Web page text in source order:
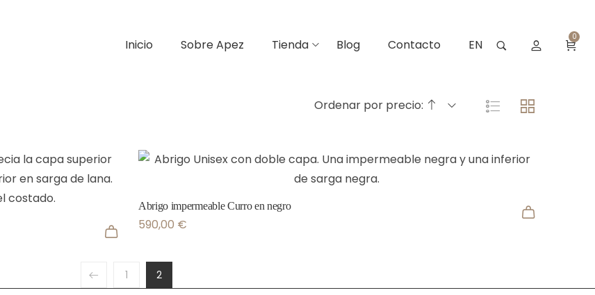
Inicio Sobre Apez Tienda Blog Contacto EN
0
Ordenar por precio:
Abrigo impermeable Curro en negro
590,00 €
1 2